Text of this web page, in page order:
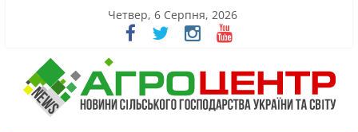
Четвер, 6 Серпня, 2026